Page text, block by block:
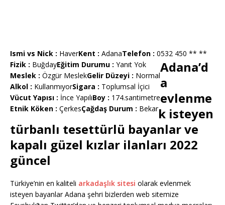
Ismi vs Nick : HaverKent : AdanaTelefon : 0532 450 ** **
Fizik : BuğdayEğitim Durumu : Yanıt Yok
Meslek : Özgür MeslekGelir Düzeyi : Normal
Alkol : KullanmıyorSigara : Toplumsal İçici
Vücut Yapısı : İnce YapılıBoy : 174.santimetre
Etnik Köken : ÇerkesÇağdaş Durum : Bekar
Adana’d
a
evlenme
k isteyen
türbanlı tesettürlü bayanlar ve
kapalı güzel kızlar ilanları 2022
güncel
Türkiye’nin en kaliteli arkadaşlık sitesi olarak evlenmek
isteyen bayanlar Adana şehri bizlerden web sitemize